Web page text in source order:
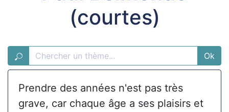
(courtes)
Ok
Prendre des années n'est pas très
grave, car chaque âge a ses plaisirs et